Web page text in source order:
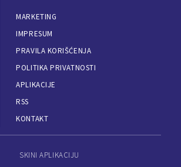
MARKETING
IMPRESUM
PRAVILA KORIŠĆENJA
POLITIKA PRIVATNOSTI
APLIKACIJE
RSS
KONTAKT
SKINI APLIKACIJU